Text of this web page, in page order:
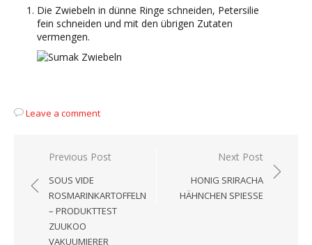
Die Zwiebeln in dünne Ringe schneiden, Petersilie
fein schneiden und mit den übrigen Zutaten
vermengen.
Leave a comment
Beitragsnavigation
Previous Post
SOUS VIDE
ROSMARINKARTOFFELN
– PRODUKTTEST
ZUUKOO
VAKUUMIERER
Next Post
HONIG SRIRACHA
HÄHNCHEN SPIESSE